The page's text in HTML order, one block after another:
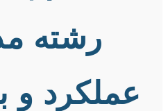
رشته
عملکرد و